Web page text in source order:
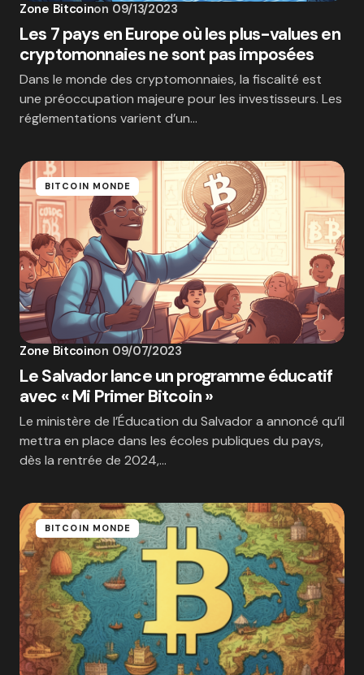
Zone Bitcoinon 09/13/2023
Les 7 pays en Europe où les plus-values en
cryptomonnaies ne sont pas imposées
Dans le monde des cryptomonnaies, la fiscalité est
une préoccupation majeure pour les investisseurs. Les
réglementations varient d’un…
BITCOIN MONDE
Zone Bitcoinon 09/07/2023
Le Salvador lance un programme éducatif
avec « Mi Primer Bitcoin »
Le ministère de l’Éducation du Salvador a annoncé qu’il
mettra en place dans les écoles publiques du pays,
dès la rentrée de 2024,…
BITCOIN MONDE